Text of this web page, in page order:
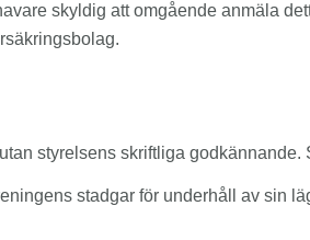
skyldig att omgående anmäla
styrelsens skriftliga godkännande.
stadgar för underhåll av sin